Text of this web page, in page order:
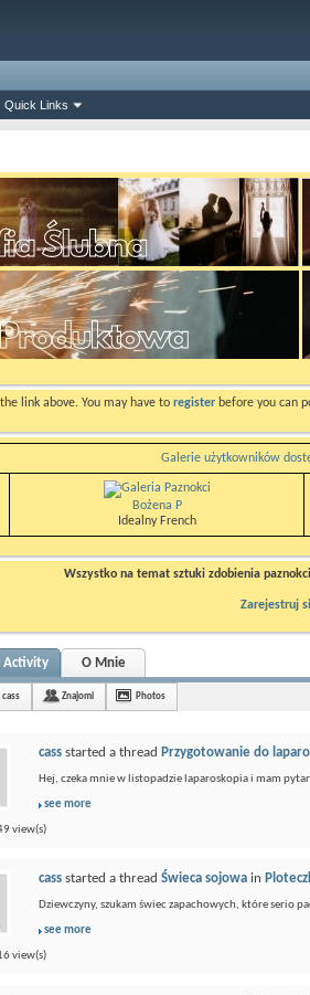
Quick Links
link above. You may have to register before you can
Galerie użytkowników
Bożena P
Idealny French
Wszystko na temat sztuki zdobienia
Zarejestruj
Activity O Mnie
cass Znajomi Photos
cass started a thread Przygotowanie do
Hej, czeka mnie w listopadzie laparoskopia i mam
see more
view(s)
cass started a thread Świeca sojowa in
Dziewczyny, szukam świec zapachowych, które serio
see more
view(s)